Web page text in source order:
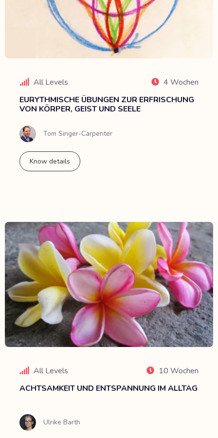
All Levels
4 Wochen
EURYTHMISCHE ÜBUNGEN ZUR ERFRISCHUNG
VON KÖRPER, GEIST UND SEELE
Tom Singer-Carpenter
Know details
All Levels
10 Wochen
ACHTSAMKEIT UND ENTSPANNUNG IM ALLTAG
Ulrike Barth